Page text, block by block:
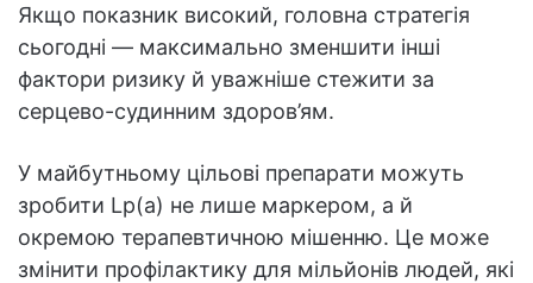
Якщо показник високий, головна стратегія
сьогодні — максимально зменшити інші
фактори ризику й уважніше стежити за
серцево-судинним здоров’ям.
У майбутньому цільові препарати можуть
зробити Lp(a) не лише маркером, а й
окремою терапевтичною мішенню. Це може
змінити профілактику для мільйонів людей, які